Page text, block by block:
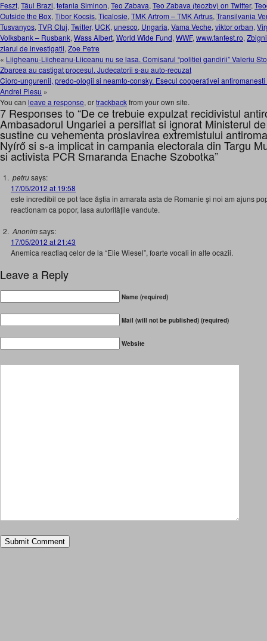
Feszt, Tăul Brazi, tefania Siminon, Teo Zabava, Teo Zabava (teozbv) on Twitter,
Outside the Box, Tibor Kocsis, Ticalosie, TMK Artrom – TMK Artrus, Transilvania
Tusvanyos, TVR Cluj, Twitter, UCK, unesco, Ungaria, Vama Veche, viktor orban,
Volksbank – Rusbank, Wass Albert, World Wide Fund, WWF, www.fanfest.ro,
ziarul de investigatii, Zoe Petre
« Liigheanu-Liicheanu-Liiceanu nu se lasa. Comisarul “politiei gandirii” Valeriu
Zbarcea au castigat procesul. Judecatorii s-au auto-recuzat
Cioro-ungurenii, predo-ologii si neamto-consky. Esecul cooperativei
Andrei Plesu »
You can leave a response, ortrackbackfrom your own site.
7 Responses to “De ce trebuie expulzat recidivistul
Ambasadorul Ungariei a persiflat si ignorat Ministerul
sustine cu vehementa proslavirea extremistului
Nyírő si s-a implicat in campania electorala din Targu
si activista PCR Smaranda Enache Szobotka”
petrusays:
17/05/2012 at 19:58
este incredibil ce pot face ăştia in amarata asta de Romanie şi noi am ajuns
reactionam ca popor, lasa autorităţile vandute.
Anonimsays:
17/05/2012 at 21:43
Anemica reactiaq celor de la “Elie Wiesel”, foarte vocali in alte ocazii.
Leave a Reply
Name (required)
Mail (will not be published) (required)
Website